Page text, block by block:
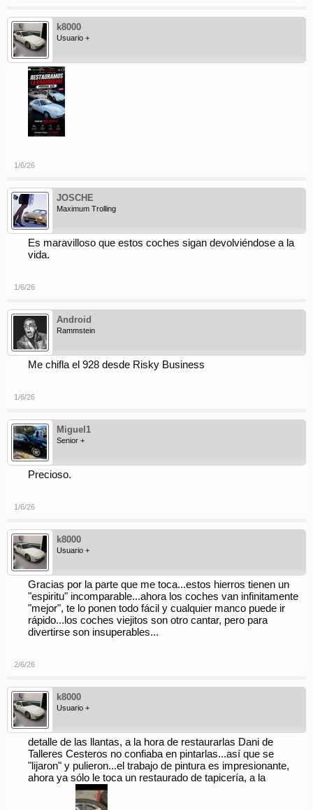
k8000
Usuario +
1/6/26
JOSCHE
Maximum Trolling
Es maravilloso que estos coches sigan devolviéndose a la
vida.
1/6/26
Android
Rammstein
Me chifla el 928 desde Risky Business
1/6/26
Miguel1
Senior +
Precioso.
1/6/26
k8000
Usuario +
Gracias por la parte que me toca...estos hierros tienen un
"espiritu" incomparable...ahora los coches van infinitamente
"mejor", te lo ponen todo fácil y cualquier manco puede ir
rápido...los coches viejitos son otro cantar, pero para
divertirse son insuperables...
2/6/26
k8000
Usuario +
detalle de las llantas, a la hora de restaurarlas Dani de
Talleres Cesteros no confiaba en pintarlas...así que se
"lijaron" y pulieron...el trabajo de pintura es impresionante,
ahora ya sólo le toca un restaurado de tapicería, a la